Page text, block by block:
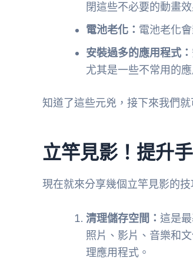
閉這些不必要的動畫
電池老化： 電池老化
安裝過多的應用程式：
尤其是一些不常用的
知道了這些元兇，接下來我們
立竿見影！提升
現在就來分享幾個立竿見影的
清理儲存空間： 這是
照片、影片、音樂和
理應用程式。